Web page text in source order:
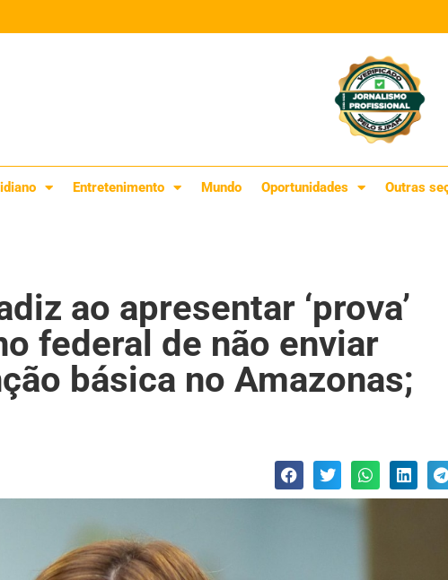
Entretenimento Mundo Oportunidades Outras
ao apresentar ‘prova’
federal de não enviar
básica no Amazonas;